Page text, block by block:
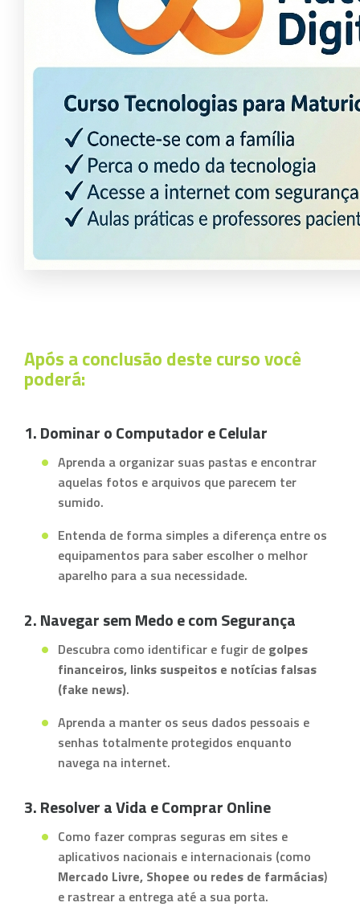
Após a conclusão deste curso você
poderá:
1. Dominar o Computador e Celular
Aprenda a organizar suas pastas e encontrar
aquelas fotos e arquivos que parecem ter
sumido.
Entenda de forma simples a diferença entre os
equipamentos para saber escolher o melhor
aparelho para a sua necessidade.
2. Navegar sem Medo e com Segurança
Descubra como identificar e fugir de golpes
financeiros, links suspeitos e notícias falsas
(fake news).
Aprenda a manter os seus dados pessoais e
senhas totalmente protegidos enquanto
navega na internet.
3. Resolver a Vida e Comprar Online
Como fazer compras seguras em sites e
aplicativos nacionais e internacionais (como
Mercado Livre, Shopee ou redes de farmácias)
e rastrear a entrega até a sua porta.